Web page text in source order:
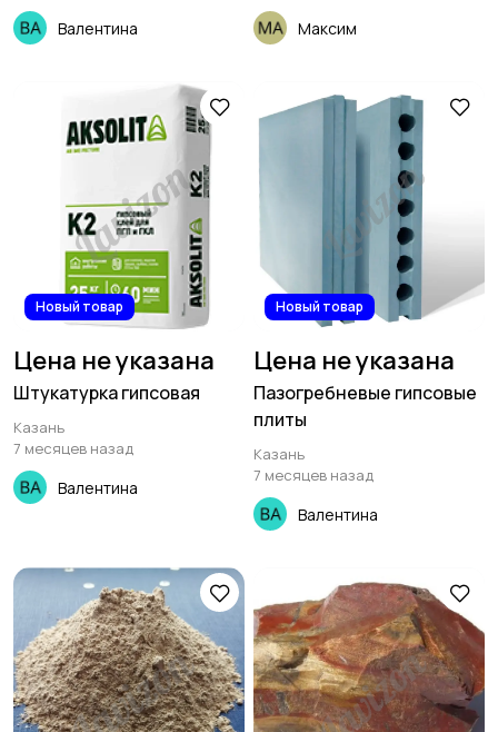
Валентина Максим
Новый товар
Цена не указана
Штукатурка гипсовая
Казань
7 месяцев назад
Валентина
Новый товар
Цена не указана
Пазогребневые гипсовые
плиты
Казань
7 месяцев назад
Валентина